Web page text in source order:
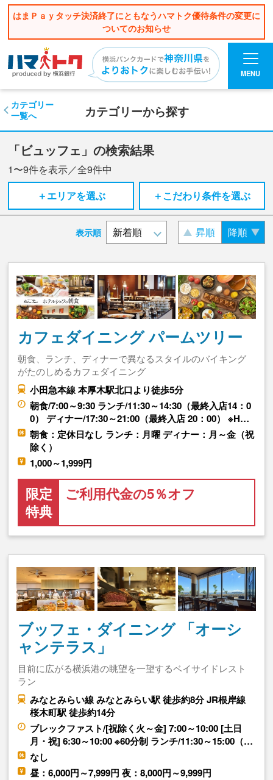
はまＰａｙタッチ決済終了にともなうハマトク優待条件の変更に
ついてのお知らせ
MENU
カテゴリーから探す
カテゴリー
一覧へ
「ビュッフェ」の検索結果
1〜9件を表示／全9件中
＋エリアを選ぶ
＋こだわり条件を選ぶ
表示順 昇順 降順
カフェダイニング パームツリー
朝食、ランチ、ディナーで異なるスタイルのバイキング
がたのしめるカフェダイニング
小田急本線 本厚木駅北口より徒歩5分
朝食/7:00～9:30 ランチ/11:30～14:30（最終入店14：0
0） ディナー/17:30～21:00（最終入店 20：00） ※H…
朝食：定休日なし ランチ：月曜 ディナー：月～金（祝
除く）
1,000～1,999円
限定
特典
ご利用代金の5％オフ
ブッフェ・ダイニング 「オーシ
ャンテラス」
目前に広がる横浜港の眺望を一望するベイサイドレスト
ラン
みなとみらい線 みなとみらい駅 徒歩約8分 JR根岸線
桜木町駅 徒歩約14分
ブレックファスト/[祝除く火～金] 7:00～10:00 [土日
月・祝] 6:30～10:00 ※60分制 ランチ/11:30～15:00（…
なし
昼：6,000円～7,999円 夜：8,000円～9,999円